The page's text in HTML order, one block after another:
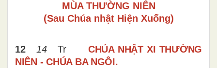
MÙA THƯỜNG NIÊN
(Sau Chúa nhật Hiện Xuống)
12 14 Tr CHÚA NHẬT XI THƯỜNG
NIÊN -CHÚA BA NGÔI.